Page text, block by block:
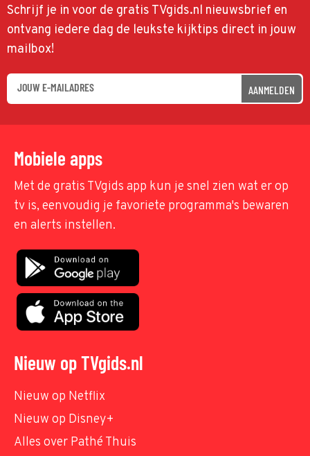
Schrijf je in voor de gratis TVgids.nl nieuwsbrief en
ontvang iedere dag de leukste kijktips direct in jouw
mailbox!
AANMELDEN
Mobiele apps
Met de gratis TVgids app kun je snel zien wat er op
tv is, eenvoudig je favoriete programma's bewaren
en alerts instellen.
Nieuw op TVgids.nl
Nieuw op Netflix
Nieuw op Disney+
Alles over Pathé Thuis